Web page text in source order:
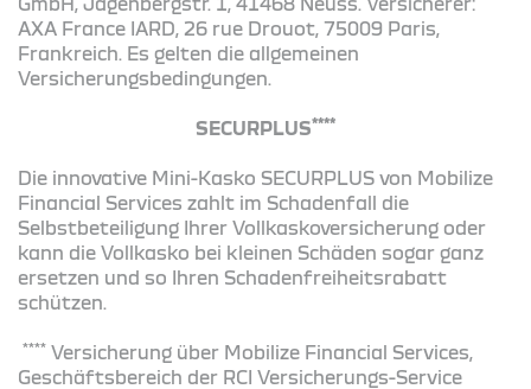
AXA France IARD, 26 rue Drouot, 75009 Paris,
Frankreich. Es gelten die allgemeinen
Versicherungsbedingungen.
SECURPLUS****
Die innovative Mini-Kasko SECURPLUS von Mobilize
Financial Services zahlt im Schadenfall die
Selbstbeteiligung Ihrer Vollkaskoversicherung oder
kann die Vollkasko bei kleinen Schäden sogar ganz
ersetzen und so Ihren Schadenfreiheitsrabatt
schützen.
**** Versicherung über Mobilize Financial Services,
Geschäftsbereich der RCI Versicherungs-Service